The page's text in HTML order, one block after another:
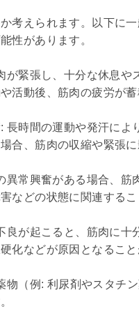
考えられます。以下に
性があります。
が緊張し、十分な休息や
活動後、筋肉の疲労が
長時間の運動や発汗に
合、筋肉の収縮や緊張
異常興奮がある場合、筋
などの状態に関連するこ
良が起こると、筋肉に
化などが原因となること
物（例: 利尿剤やスタチ